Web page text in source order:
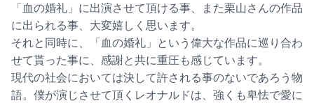
「血の婚礼」に出演させて頂ける事、また栗山さんの作品
に出られる事、大変嬉しく思います。
それと同時に、「血の婚礼」という偉大な作品に巡り合わ
せて貰った事に、感謝と共に重圧も感じています。
現代の社会においては決して許される事のないであろう物
語。僕が演じさせて頂くレオナルドは、強くも卑怯で愛に